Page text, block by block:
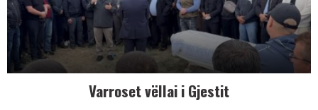
Varroset vëllai i Gjestit